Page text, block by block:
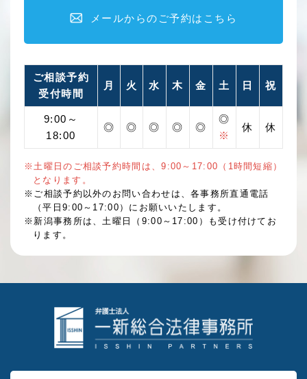
メールからのご予約はこちら
ご相談予約
受付時間
月 火 水 木 金 土 日 祝
9:00～
18:00
◎ ◎ ◎ ◎ ◎
◎
※
休 休
※土曜日のご相談予約時間は、9:00～17:00（1時間短縮）
となります。
※ご相談予約以外のお問い合わせは、各事務所直通電話
（平日9:00～17:00）にお願いいたします。
※新潟事務所は、土曜日（9:00～17:00）も受け付けてお
ります。